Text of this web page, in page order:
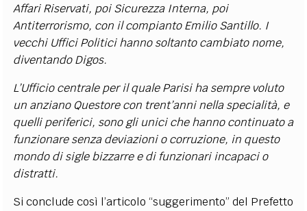
Affari Riservati, poi Sicurezza Interna, poi
Antiterrorismo, con il compianto Emilio Santillo. I
vecchi Uffici Politici hanno soltanto cambiato nome,
diventando Digos.
L’Ufficio centrale per il quale Parisi ha sempre voluto
un anziano Questore con trent’anni nella specialità, e
quelli periferici, sono gli unici che hanno continuato a
funzionare senza deviazioni o corruzione, in questo
mondo di sigle bizzarre e di funzionari incapaci o
distratti.
Si conclude così l’articolo “suggerimento” del Prefetto